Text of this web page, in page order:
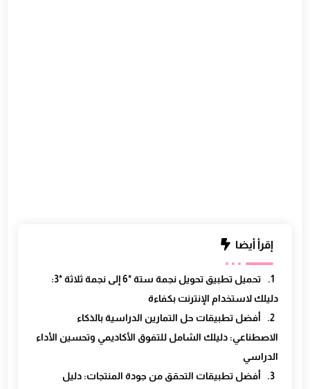
إقرأ أيضا
تحميل تطبيق تحويل نجمة ستة *6 إلى نجمة ثلاثة *3:
دليلك لاستخدام الإنترنت بكفاءة
أفضل تطبيقات حل التمارين الدراسية بالذكاء
الاصطناعي: دليلك الشامل للتفوق الأكاديمي وتحسين الأداء
الدراسي
أفضل تطبيقات التحقق من جودة المنتجات: دليل